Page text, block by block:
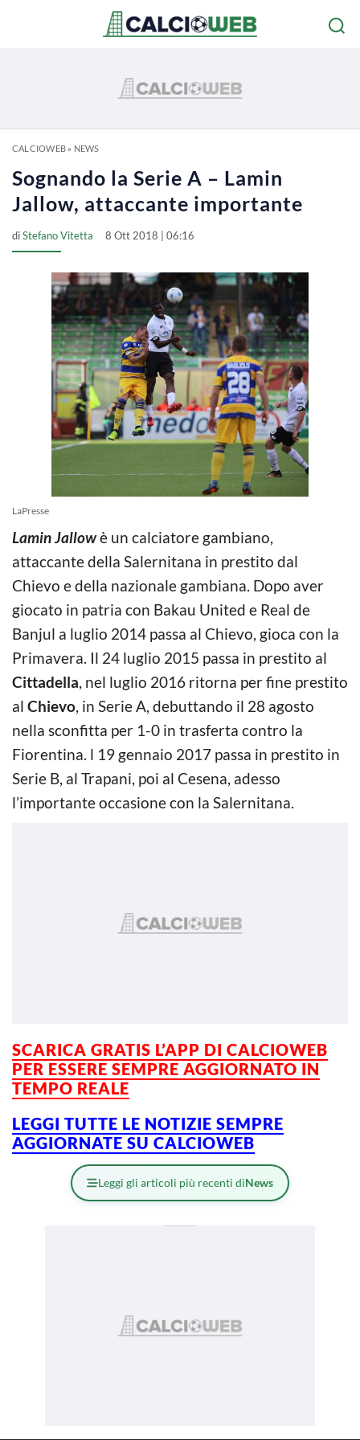
CALCIOWEB» NEWS
Sognando la Serie A – Lamin
Jallow, attaccante importante
diStefano Vitetta 8 Ott 2018 | 06:16
LaPresse
Lamin Jallowè un calciatore gambiano,
attaccante della Salernitana in prestito dal
Chievo e della nazionale gambiana. Dopo aver
giocato in patria con Bakau United e Real de
Banjul a luglio 2014 passa al Chievo, gioca con la
Primavera. Il 24 luglio 2015 passa in prestito al
Cittadella, nel luglio 2016 ritorna per fine prestito
al Chievo, in Serie A, debuttando il 28 agosto
nella sconfitta per 1-0 in trasferta contro la
Fiorentina. l 19 gennaio 2017 passa in prestito in
Serie B, al Trapani, poi al Cesena, adesso
l’importante occasione con la Salernitana.
SCARICA GRATIS L’APP DI CALCIOWEB
PER ESSERE SEMPRE AGGIORNATO IN
TEMPO REALE
LEGGI TUTTE LE NOTIZIE SEMPRE
AGGIORNATE SU CALCIOWEB
Leggi gli articoli più recenti diNews